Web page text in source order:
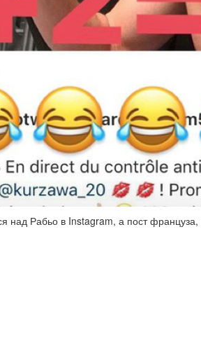
над Рабьо в Instagram, а пост